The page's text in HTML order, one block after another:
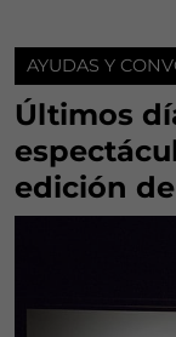
AYUDAS Y
Últimos
edición